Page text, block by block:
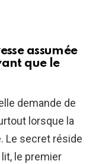
assumée
que le
demande de
lorsque la
Le secret réside
le premier